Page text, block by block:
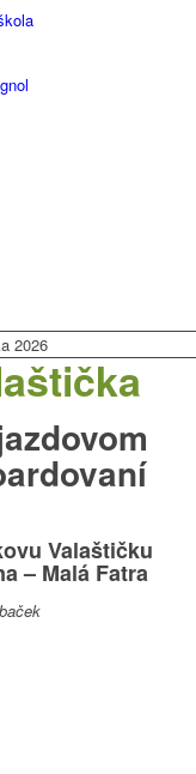
2026
Valaštičku
– Malá Fatra